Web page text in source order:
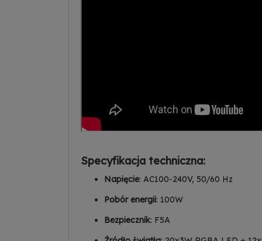
Specyfikacja techniczna:
Napięcie: AC100-240V, 50/60 Hz
Pobór energii: 100W
Bezpiecznik: F5A